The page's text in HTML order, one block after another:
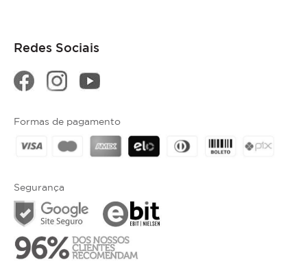
Redes Sociais
Segurança
Formas de pagamento